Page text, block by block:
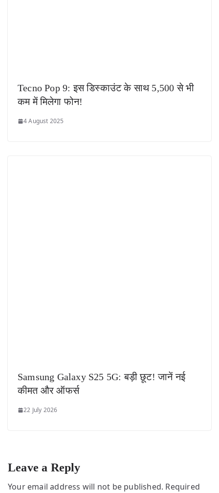
Tecno Pop 9: इस डिस्काउंट के साथ 5,500 से भी
कम में मिलेगा फोन!
4 August 2025
Samsung Galaxy S25 5G: बड़ी छूट! जानें नई
कीमत और ऑफर्स
22 July 2026
Leave a Reply
Your email address will not be published. Required